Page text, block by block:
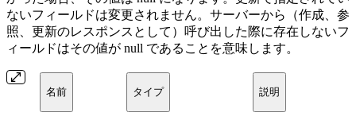
ないフィールドは変更されません。サーバーから（作成、参
照、更新のレスポンスとして）呼び出した際に存在しないフ
ィールドはその値が null であることを意味します。
名前 タイプ 説明